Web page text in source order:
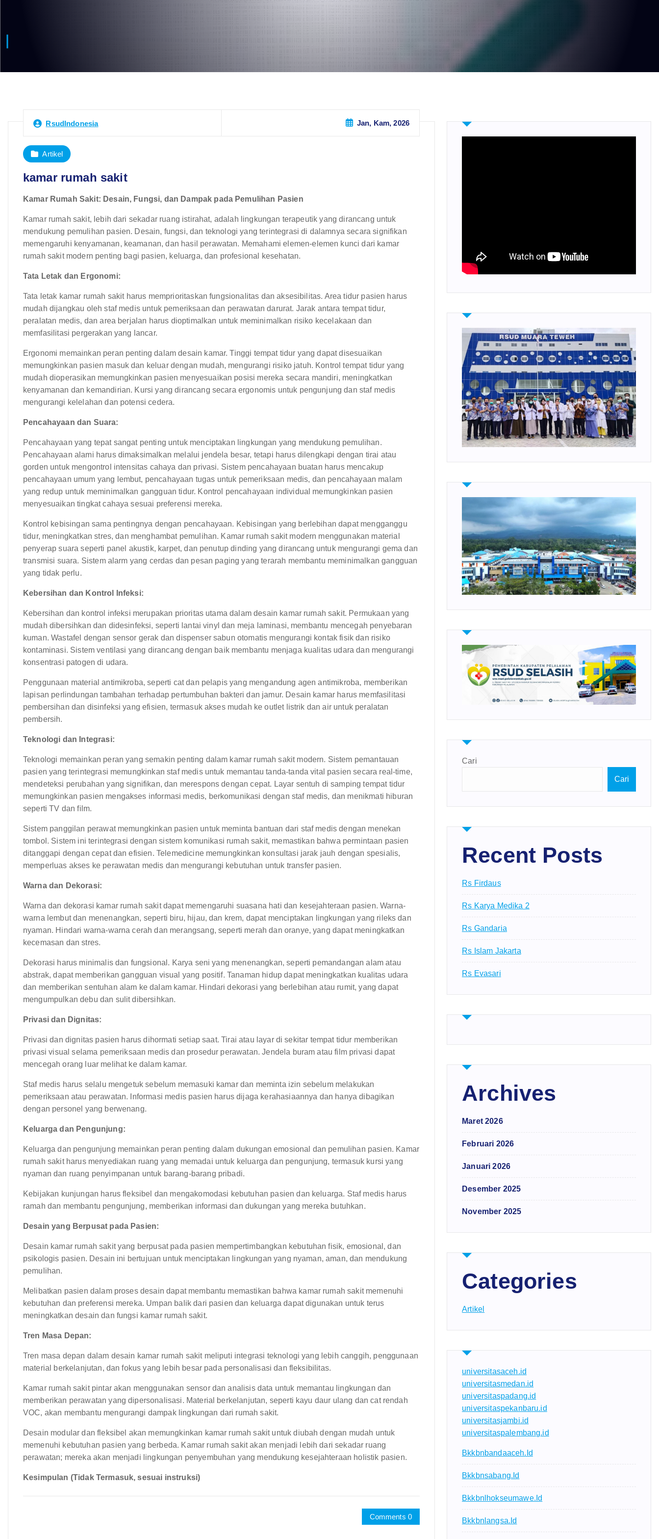
RsudIndonesia Jan, Kam, 2026
Artikel
kamar rumah sakit
Kamar Rumah Sakit: Desain, Fungsi, dan Dampak pada Pemulihan Pasien
Kamar rumah sakit, lebih dari sekadar ruang istirahat, adalah lingkungan terapeutik yang dirancang untuk
mendukung pemulihan pasien. Desain, fungsi, dan teknologi yang terintegrasi di dalamnya secara signifikan
memengaruhi kenyamanan, keamanan, dan hasil perawatan. Memahami elemen-elemen kunci dari kamar
rumah sakit modern penting bagi pasien, keluarga, dan profesional kesehatan.
Tata Letak dan Ergonomi:
Tata letak kamar rumah sakit harus memprioritaskan fungsionalitas dan aksesibilitas. Area tidur pasien harus
mudah dijangkau oleh staf medis untuk pemeriksaan dan perawatan darurat. Jarak antara tempat tidur,
peralatan medis, dan area berjalan harus dioptimalkan untuk meminimalkan risiko kecelakaan dan
memfasilitasi pergerakan yang lancar.
Ergonomi memainkan peran penting dalam desain kamar. Tinggi tempat tidur yang dapat disesuaikan
memungkinkan pasien masuk dan keluar dengan mudah, mengurangi risiko jatuh. Kontrol tempat tidur yang
mudah dioperasikan memungkinkan pasien menyesuaikan posisi mereka secara mandiri, meningkatkan
kenyamanan dan kemandirian. Kursi yang dirancang secara ergonomis untuk pengunjung dan staf medis
mengurangi kelelahan dan potensi cedera.
Pencahayaan dan Suara:
Pencahayaan yang tepat sangat penting untuk menciptakan lingkungan yang mendukung pemulihan.
Pencahayaan alami harus dimaksimalkan melalui jendela besar, tetapi harus dilengkapi dengan tirai atau
gorden untuk mengontrol intensitas cahaya dan privasi. Sistem pencahayaan buatan harus mencakup
pencahayaan umum yang lembut, pencahayaan tugas untuk pemeriksaan medis, dan pencahayaan malam
yang redup untuk meminimalkan gangguan tidur. Kontrol pencahayaan individual memungkinkan pasien
menyesuaikan tingkat cahaya sesuai preferensi mereka.
Kontrol kebisingan sama pentingnya dengan pencahayaan. Kebisingan yang berlebihan dapat mengganggu
tidur, meningkatkan stres, dan menghambat pemulihan. Kamar rumah sakit modern menggunakan material
penyerap suara seperti panel akustik, karpet, dan penutup dinding yang dirancang untuk mengurangi gema dan
transmisi suara. Sistem alarm yang cerdas dan pesan paging yang terarah membantu meminimalkan gangguan
yang tidak perlu.
Kebersihan dan Kontrol Infeksi:
Kebersihan dan kontrol infeksi merupakan prioritas utama dalam desain kamar rumah sakit. Permukaan yang
mudah dibersihkan dan didesinfeksi, seperti lantai vinyl dan meja laminasi, membantu mencegah penyebaran
kuman. Wastafel dengan sensor gerak dan dispenser sabun otomatis mengurangi kontak fisik dan risiko
kontaminasi. Sistem ventilasi yang dirancang dengan baik membantu menjaga kualitas udara dan mengurangi
konsentrasi patogen di udara.
Penggunaan material antimikroba, seperti cat dan pelapis yang mengandung agen antimikroba, memberikan
lapisan perlindungan tambahan terhadap pertumbuhan bakteri dan jamur. Desain kamar harus memfasilitasi
pembersihan dan disinfeksi yang efisien, termasuk akses mudah ke outlet listrik dan air untuk peralatan
pembersih.
Teknologi dan Integrasi:
Teknologi memainkan peran yang semakin penting dalam kamar rumah sakit modern. Sistem pemantauan
pasien yang terintegrasi memungkinkan staf medis untuk memantau tanda-tanda vital pasien secara real-time,
mendeteksi perubahan yang signifikan, dan merespons dengan cepat. Layar sentuh di samping tempat tidur
memungkinkan pasien mengakses informasi medis, berkomunikasi dengan staf medis, dan menikmati hiburan
seperti TV dan film.
Sistem panggilan perawat memungkinkan pasien untuk meminta bantuan dari staf medis dengan menekan
tombol. Sistem ini terintegrasi dengan sistem komunikasi rumah sakit, memastikan bahwa permintaan pasien
ditanggapi dengan cepat dan efisien. Telemedicine memungkinkan konsultasi jarak jauh dengan spesialis,
memperluas akses ke perawatan medis dan mengurangi kebutuhan untuk transfer pasien.
Warna dan Dekorasi:
Warna dan dekorasi kamar rumah sakit dapat memengaruhi suasana hati dan kesejahteraan pasien. Warna-
warna lembut dan menenangkan, seperti biru, hijau, dan krem, dapat menciptakan lingkungan yang rileks dan
nyaman. Hindari warna-warna cerah dan merangsang, seperti merah dan oranye, yang dapat meningkatkan
kecemasan dan stres.
Dekorasi harus minimalis dan fungsional. Karya seni yang menenangkan, seperti pemandangan alam atau
abstrak, dapat memberikan gangguan visual yang positif. Tanaman hidup dapat meningkatkan kualitas udara
dan memberikan sentuhan alam ke dalam kamar. Hindari dekorasi yang berlebihan atau rumit, yang dapat
mengumpulkan debu dan sulit dibersihkan.
Privasi dan Dignitas:
Privasi dan dignitas pasien harus dihormati setiap saat. Tirai atau layar di sekitar tempat tidur memberikan
privasi visual selama pemeriksaan medis dan prosedur perawatan. Jendela buram atau film privasi dapat
mencegah orang luar melihat ke dalam kamar.
Staf medis harus selalu mengetuk sebelum memasuki kamar dan meminta izin sebelum melakukan
pemeriksaan atau perawatan. Informasi medis pasien harus dijaga kerahasiaannya dan hanya dibagikan
dengan personel yang berwenang.
Keluarga dan Pengunjung:
Keluarga dan pengunjung memainkan peran penting dalam dukungan emosional dan pemulihan pasien. Kamar
rumah sakit harus menyediakan ruang yang memadai untuk keluarga dan pengunjung, termasuk kursi yang
nyaman dan ruang penyimpanan untuk barang-barang pribadi.
Kebijakan kunjungan harus fleksibel dan mengakomodasi kebutuhan pasien dan keluarga. Staf medis harus
ramah dan membantu pengunjung, memberikan informasi dan dukungan yang mereka butuhkan.
Desain yang Berpusat pada Pasien:
Desain kamar rumah sakit yang berpusat pada pasien mempertimbangkan kebutuhan fisik, emosional, dan
psikologis pasien. Desain ini bertujuan untuk menciptakan lingkungan yang nyaman, aman, dan mendukung
pemulihan.
Melibatkan pasien dalam proses desain dapat membantu memastikan bahwa kamar rumah sakit memenuhi
kebutuhan dan preferensi mereka. Umpan balik dari pasien dan keluarga dapat digunakan untuk terus
meningkatkan desain dan fungsi kamar rumah sakit.
Tren Masa Depan:
Tren masa depan dalam desain kamar rumah sakit meliputi integrasi teknologi yang lebih canggih, penggunaan
material berkelanjutan, dan fokus yang lebih besar pada personalisasi dan fleksibilitas.
Kamar rumah sakit pintar akan menggunakan sensor dan analisis data untuk memantau lingkungan dan
memberikan perawatan yang dipersonalisasi. Material berkelanjutan, seperti kayu daur ulang dan cat rendah
VOC, akan membantu mengurangi dampak lingkungan dari rumah sakit.
Desain modular dan fleksibel akan memungkinkan kamar rumah sakit untuk diubah dengan mudah untuk
memenuhi kebutuhan pasien yang berbeda. Kamar rumah sakit akan menjadi lebih dari sekadar ruang
perawatan; mereka akan menjadi lingkungan penyembuhan yang mendukung kesejahteraan holistik pasien.
Kesimpulan (Tidak Termasuk, sesuai instruksi)
Comments 0
Cari
Cari
Recent Posts
Rs Firdaus
Rs Karya Medika 2
Rs Gandaria
Rs Islam Jakarta
Rs Evasari
Archives
Maret 2026
Februari 2026
Januari 2026
Desember 2025
November 2025
Categories
Artikel
universitasaceh.id
universitasmedan.id
universitaspadang.id
universitaspekanbaru.id
universitasjambi.id
universitaspalembang.id
Bkkbnbandaaceh.id
Bkkbnsabang.id
Bkkbnlhokseumawe.id
Bkkbnlangsa.id